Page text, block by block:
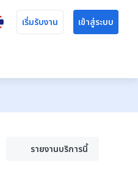
เริ่มรับงาน เข้าสู่ระบบ
รายงานบริการนี้